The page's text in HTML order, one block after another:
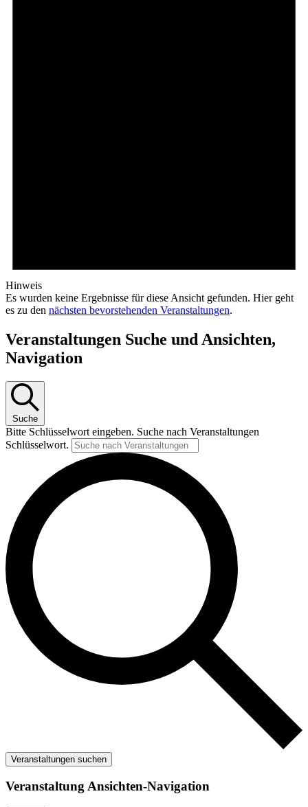
Hinweis
Es wurden keine Ergebnisse für diese Ansicht gefunden. Hier geht
es zu den nächsten bevorstehenden Veranstaltungen.
Veranstaltungen Suche und Ansichten,
Navigation
Suche
Bitte Schlüsselwort eingeben. Suche nach Veranstaltungen
Schlüsselwort.
Veranstaltungen suchen
Veranstaltung Ansichten-Navigation